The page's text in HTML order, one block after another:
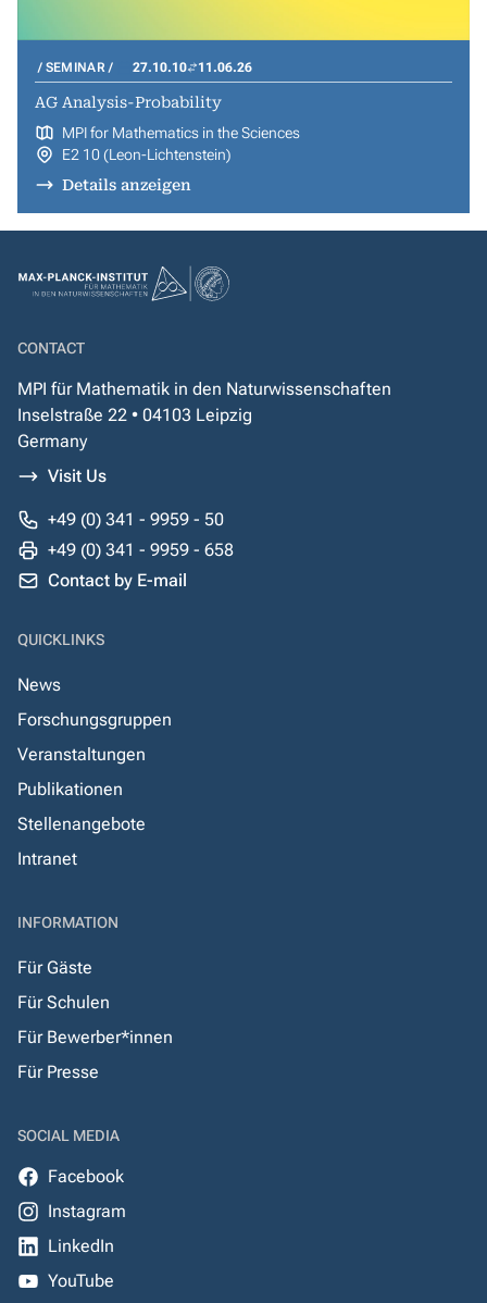
SEMINAR 27.10.10 11.06.26
AG Analysis-Probability
MPI for Mathematics in the Sciences
E2 10 (Leon-Lichtenstein)
Details anzeigen
CONTACT
MPI für Mathematik in den Naturwissenschaften
Inselstraße 22 • 04103 Leipzig
Germany
Visit Us
+49 (0) 341 - 9959 - 50
+49 (0) 341 - 9959 - 658
Contact by E-mail
QUICKLINKS
News
Forschungsgruppen
Veranstaltungen
Publikationen
Stellenangebote
Intranet
INFORMATION
Für Gäste
Für Schulen
Für Bewerber*innen
Für Presse
SOCIAL MEDIA
Facebook
Instagram
LinkedIn
YouTube